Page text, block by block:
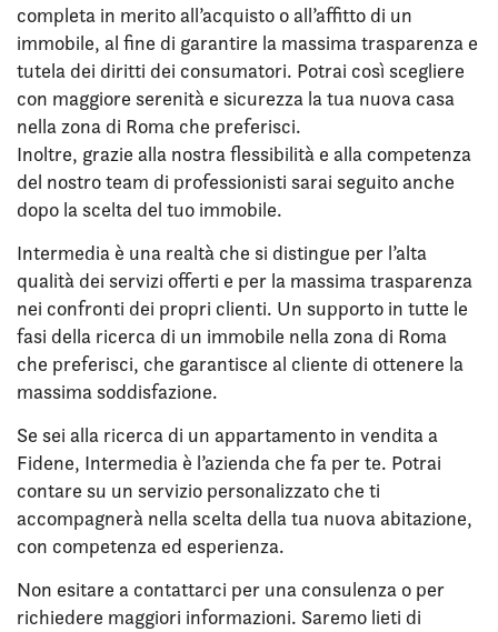
completa in merito all’acquisto o all’affitto di un
immobile, al fine di garantire la massima trasparenza e
tutela dei diritti dei consumatori. Potrai così scegliere
con maggiore serenità e sicurezza la tua nuova casa
nella zona di Roma che preferisci.
Inoltre, grazie alla nostra flessibilità e alla competenza
del nostro team di professionisti sarai seguito anche
dopo la scelta del tuo immobile.
Intermedia è una realtà che si distingue per l’alta
qualità dei servizi offerti e per la massima trasparenza
nei confronti dei propri clienti. Un supporto in tutte le
fasi della ricerca di un immobile nella zona di Roma
che preferisci, che garantisce al cliente di ottenere la
massima soddisfazione.
Se sei alla ricerca di un appartamento in vendita a
Fidene, Intermedia è l’azienda che fa per te. Potrai
contare su un servizio personalizzato che ti
accompagnerà nella scelta della tua nuova abitazione,
con competenza ed esperienza.
Non esitare a contattarci per una consulenza o per
richiedere maggiori informazioni. Saremo lieti di